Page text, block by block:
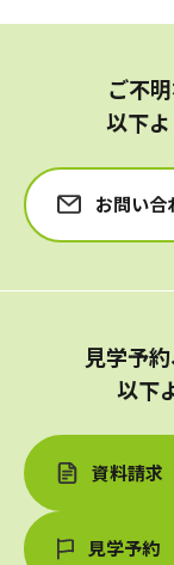
ご不
以下
お問い合
見学予
以下
資料請求
見学予約